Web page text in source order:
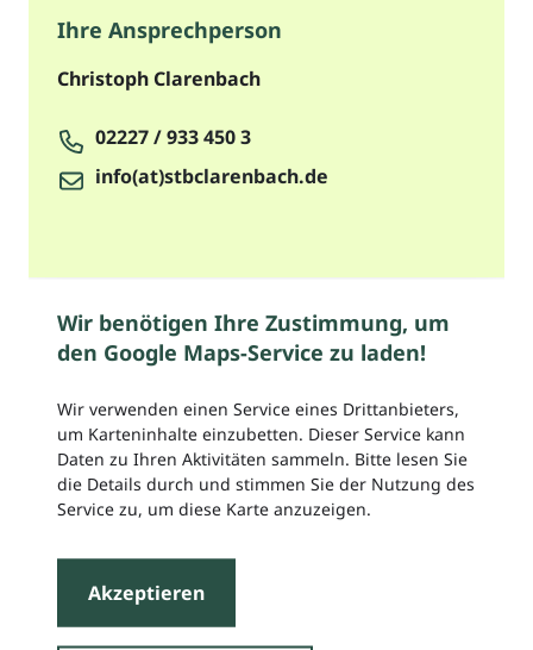
Ihre Ansprechperson
Christoph Clarenbach
02227 / 933 450 3
info(at)stbclarenbach.de
Wir benötigen Ihre Zustimmung, um
den Google Maps-Service zu laden!
Wir verwenden einen Service eines Drittanbieters,
um Karteninhalte einzubetten. Dieser Service kann
Daten zu Ihren Aktivitäten sammeln. Bitte lesen Sie
die Details durch und stimmen Sie der Nutzung des
Service zu, um diese Karte anzuzeigen.
Akzeptieren